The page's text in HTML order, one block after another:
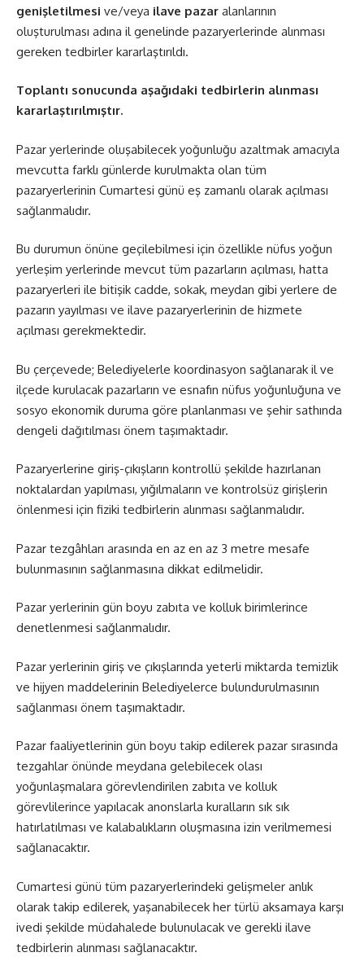
genişletilmesi ve/veya ilave pazar alanlarının
oluşturulması adına il genelinde pazaryerlerinde alınması
gereken tedbirler kararlaştırıldı.
Toplantı sonucunda aşağıdaki tedbirlerin alınması
kararlaştırılmıştır.
Pazar yerlerinde oluşabilecek yoğunluğu azaltmak amacıyla
mevcutta farklı günlerde kurulmakta olan tüm
pazaryerlerinin Cumartesi günü eş zamanlı olarak açılması
sağlanmalıdır.
Bu durumun önüne geçilebilmesi için özellikle nüfus yoğun
yerleşim yerlerinde mevcut tüm pazarların açılması, hatta
pazaryerleri ile bitişik cadde, sokak, meydan gibi yerlere de
pazarın yayılması ve ilave pazaryerlerinin de hizmete
açılması gerekmektedir.
Bu çerçevede; Belediyelerle koordinasyon sağlanarak il ve
ilçede kurulacak pazarların ve esnafın nüfus yoğunluğuna ve
sosyo ekonomik duruma göre planlanması ve şehir sathında
dengeli dağıtılması önem taşımaktadır.
Pazaryerlerine giriş-çıkışların kontrollü şekilde hazırlanan
noktalardan yapılması, yığılmaların ve kontrolsüz girişlerin
önlenmesi için fiziki tedbirlerin alınması sağlanmalıdır.
Pazar tezgâhları arasında en az en az 3 metre mesafe
bulunmasının sağlanmasına dikkat edilmelidir.
Pazar yerlerinin gün boyu zabıta ve kolluk birimlerince
denetlenmesi sağlanmalıdır.
Pazar yerlerinin giriş ve çıkışlarında yeterli miktarda temizlik
ve hijyen maddelerinin Belediyelerce bulundurulmasının
sağlanması önem taşımaktadır.
Pazar faaliyetlerinin gün boyu takip edilerek pazar sırasında
tezgahlar önünde meydana gelebilecek olası
yoğunlaşmalara görevlendirilen zabıta ve kolluk
görevlilerince yapılacak anonslarla kuralların sık sık
hatırlatılması ve kalabalıkların oluşmasına izin verilmemesi
sağlanacaktır.
Cumartesi günü tüm pazaryerlerindeki gelişmeler anlık
olarak takip edilerek, yaşanabilecek her türlü aksamaya karşı
ivedi şekilde müdahalede bulunulacak ve gerekli ilave
tedbirlerin alınması sağlanacaktır.